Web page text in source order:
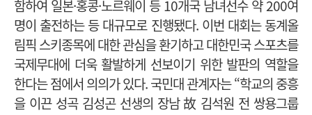
함하여 일본·홍콩·노르웨이 등 10개국 남녀선수 약 200여
명이 출전하는 등 대규모로 진행됐다. 이번 대회는 동계올
림픽 스키종목에 대한 관심을 환기하고 대한민국 스포츠를
국제무대에 더욱 활발하게 선보이기 위한 발판의 역할을
한다는 점에서 의의가 있다. 국민대 관계자는 “학교의 중흥
을 이끈 성곡 김성곤 선생의 장남 故 김석원 전 쌍용그룹